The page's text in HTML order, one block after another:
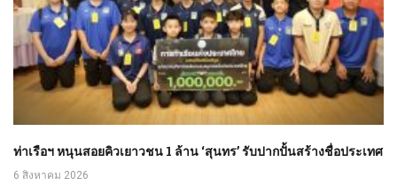
ท่าเรือฯ หนุนสอยคิวเยาวชน 1 ล้าน ‘สุนทร’ รับปากปั้นสร้างชื่อประเทศ
6 สิงหาคม 2026